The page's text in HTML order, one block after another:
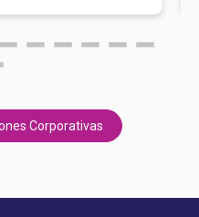
Corporativas